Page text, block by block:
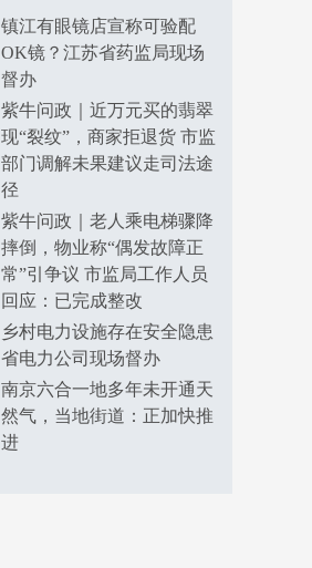
镇江有眼镜店宣称可验配
OK镜？江苏省药监局现场
督办
紫牛问政｜近万元买的翡翠
现“裂纹”，商家拒退货 市监
部门调解未果建议走司法途
径
紫牛问政｜老人乘电梯骤降
摔倒，物业称“偶发故障正
常”引争议 市监局工作人员
回应：已完成整改
乡村电力设施存在安全隐患
省电力公司现场督办
南京六合一地多年未开通天
然气，当地街道：正加快推
进